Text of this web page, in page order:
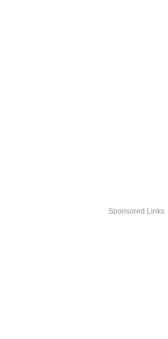
Sponsored Links